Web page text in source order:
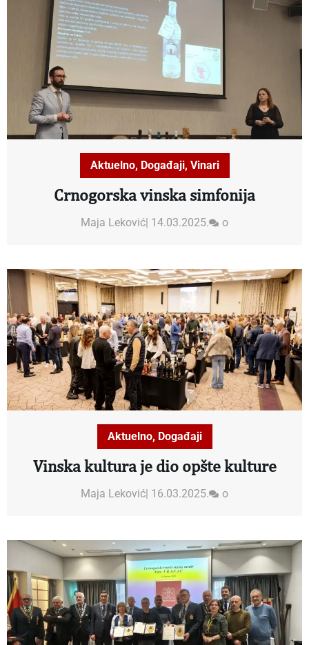
Aktuelno, Događaji, Vinari
Crnogorska vinska simfonija
Maja Leković| 14.03.2025. o
Aktuelno, Događaji
Vinska kultura je dio opšte kulture
Maja Leković| 16.03.2025. o